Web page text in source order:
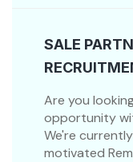
SALE
Are you
opportunity
We're
motivated